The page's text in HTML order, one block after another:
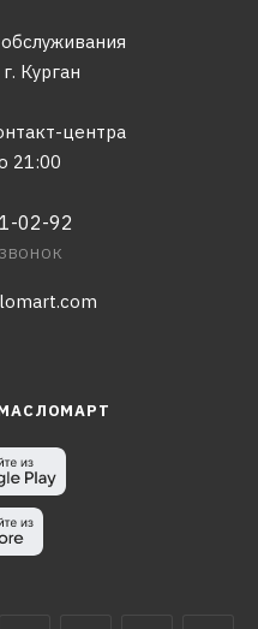
г. Курган
центра
21:00
02-92